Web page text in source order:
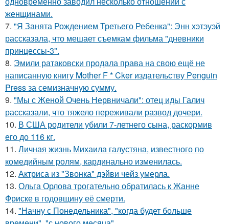
женщинами.
7. "Я Занята Рождением Третьего Ребенка": Энн хэтэуэй
рассказала, что мешает съемкам фильма "дневники
принцессы-3".
8. Эмили ратаковски продала права на свою ещё не
написанную книгу Mother F * Cker издательству Penguin
Press за семизначную сумму.
9. "Мы с Женой Очень Нервничали": отец иды Галич
рассказали, что тяжело переживали развод дочери.
10. В США родители убили 7-летнего сына, раскормив
его до 116 кг.
11. Личная жизнь Михаила галустяна, известного по
комедийным ролям, кардинально изменилась.
12. Актриса из "Звонка" дэйви чейз умерла.
13. Ольга Орлова трогательно обратилась к Жанне
Фриске в годовщину её смерти.
14. "Начну с Понедельника", "когда будет больше